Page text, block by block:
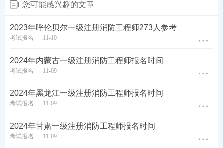
您可能感兴趣的文章
2023年呼伦贝尔一级注册消防工程师273人参考
考试报名 11-10
2024年内蒙古一级注册消防工程师报名时间
考试报名 11-09
2024年黑龙江一级注册消防工程师报名时间
考试报名 11-09
2024年甘肃一级注册消防工程师报名时间
考试报名 11-09